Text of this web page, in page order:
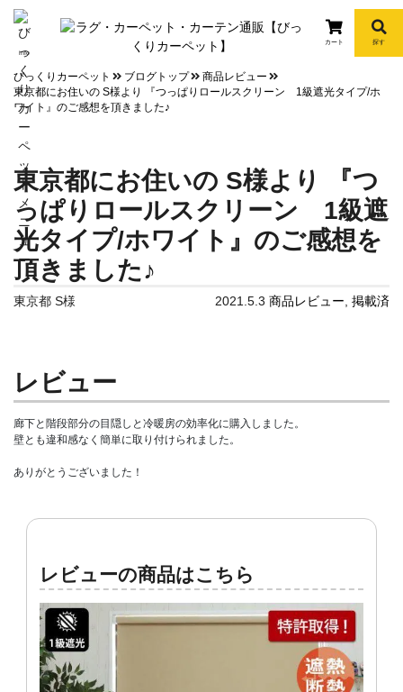
info
カート 探す
びっくりカーペット ブログトップ
商品レビュー
東京都にお住いの S様より 『つっぱりロールスクリーン 1級遮光タイプ/ホ
ワイト』のご感想を頂きました♪
東京都にお住いの S様より 『つ
っぱりロールスクリーン 1級遮
光タイプ/ホワイト』のご感想を
頂きました♪
東京都 S様 2021.5.3 商品レビュー 掲載済
レビュー
廊下と階段部分の目隠しと冷暖房の効率化に購入しました。
壁とも違和感なく簡単に取り付けられました。
ありがとうございました！
レビューの商品はこちら